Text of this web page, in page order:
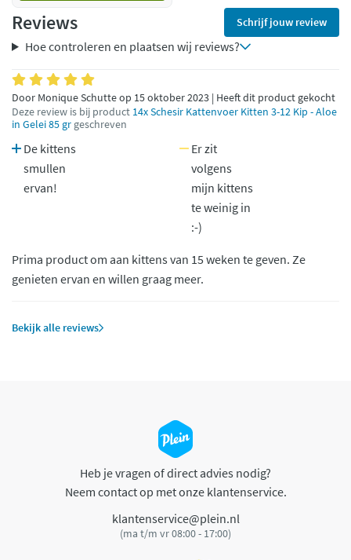
Reviews Schrijf jouw review
Hoe controleren en plaatsen wij reviews?
Door Monique Schutte op 15 oktober 2023 | Heeft dit product gekocht
Deze review is bij product 14x Schesir Kattenvoer Kitten 3-12 Kip - Aloe
in Gelei 85 gr geschreven
De kittens
smullen
ervan!
Er zit
volgens
mijn kittens
te weinig in
:-)
Prima product om aan kittens van 15 weken te geven. Ze
genieten ervan en willen graag meer.
Bekijk alle reviews
Heb je vragen of direct advies nodig?
Neem contact op met onze klantenservice.
klantenservice@plein.nl
(ma t/m vr 08:00 - 17:00)